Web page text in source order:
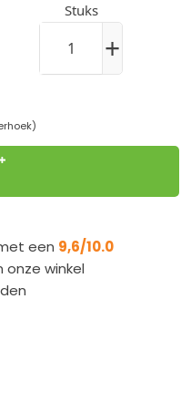
Stuks
+
een 9,6/10.0
onze winkel